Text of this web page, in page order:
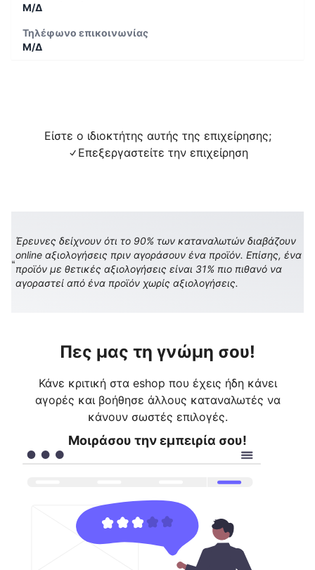
Μ/Δ
Τηλέφωνο επικοινωνίας
Μ/Δ
Είστε ο ιδιοκτήτης αυτής της επιχείρησης;
Επεξεργαστείτε την επιχείρηση
Έρευνες δείχνουν ότι το 90% των καταναλωτών διαβάζουν
online αξιολογήσεις πριν αγοράσουν ένα προϊόν. Επίσης, ένα
προϊόν με θετικές αξιολογήσεις είναι 31% πιο πιθανό να
αγοραστεί από ένα προϊόν χωρίς αξιολογήσεις.
Πες μας τη γνώμη σου!
Κάνε κριτική στα eshop που έχεις ήδη κάνει
αγορές και βοήθησε άλλους καταναλωτές να
κάνουν σωστές επιλογές.
Μοιράσου την εμπειρία σου!